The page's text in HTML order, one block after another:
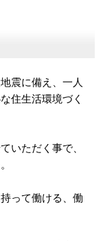
震に備え、一人
住生活環境づく
いただく事で、
って働ける、 働